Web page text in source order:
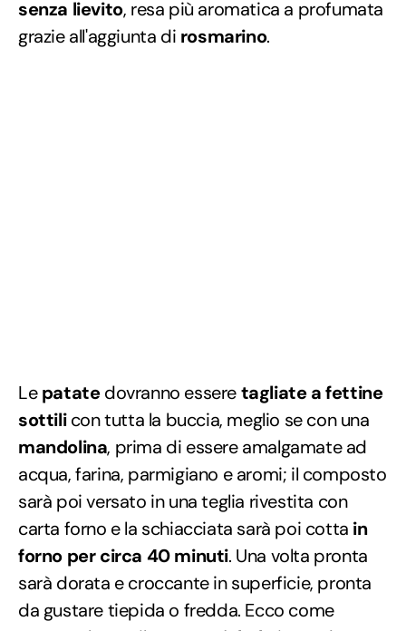
senza lievito, resa più aromatica a profumata
grazie all'aggiunta di rosmarino.
Lepatatedovranno esseretagliate a fettine
sottilicon tutta la buccia, meglio se con una
mandolina, prima di essere amalgamate ad
acqua, farina, parmigiano e aromi; il composto
sarà poi versato in una teglia rivestita con
carta forno e la schiacciata sarà poi cotta in
forno per circa 40 minuti. Una volta pronta
sarà dorata e croccante in superficie, pronta
da gustare tiepida o fredda. Ecco come